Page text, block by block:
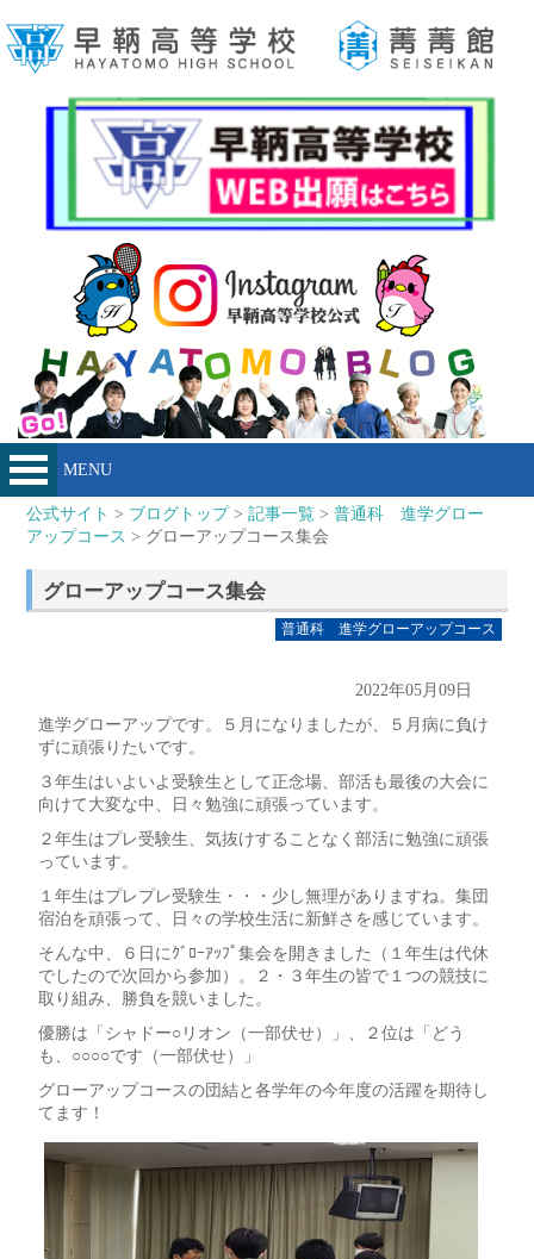
MENU
公式サイト > ブログトップ>記事一覧 >普通科 進学グロー
アップコース > グローアップコース集会
グローアップコース集会
普通科 進学グローアップコース
2022年05月09日
進学グローアップです。５月になりましたが、５月病に負け
ずに頑張りたいです。
３年生はいよいよ受験生として正念場、部活も最後の大会に
向けて大変な中、日々勉強に頑張っています。
２年生はプレ受験生、気抜けすることなく部活に勉強に頑張
っています。
１年生はプレプレ受験生・・・少し無理がありますね。集団
宿泊を頑張って、日々の学校生活に新鮮さを感じています。
そんな中、６日にｸﾞﾛｰｱｯﾌﾟ集会を開きました（１年生は代休
でしたので次回から参加）。２・３年生の皆で１つの競技に
取り組み、勝負を競いました。
優勝は「シャドー○リオン（一部伏せ）」、２位は「どう
も、○○○○です（一部伏せ）」
グローアップコースの団結と各学年の今年度の活躍を期待し
てます！